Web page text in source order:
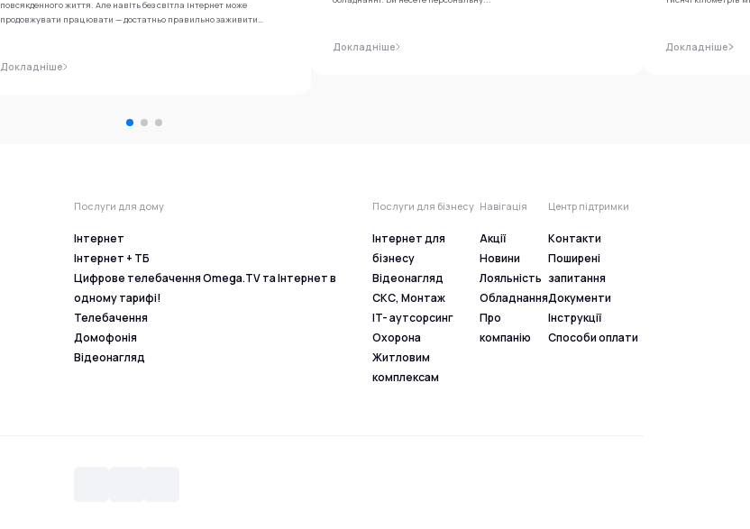
повсякденного життя. Але навіть без світла інтернет може
продовжувати працювати — достатньо правильно заживити
Докладніше
Докладніше Докладніше
Послуги для дому
Інтернет
Інтернет + ТБ
Цифрове телебачення Omega.TV та Інтернет в
одному тарифі!
Телебачення
Домофонія
Відеонагляд
Послуги для бізнесу
Інтернет для
бізнесу
Відеонагляд
СКС, Монтаж
IT- аутсорсинг
Охорона
Житловим
комплексам
Навігація
Акції
Новини
Лояльність
Обладнання
Про
компанію
Центр підтримки
Контакти
Поширені
запитання
Документи
Інструкції
Способи оплати